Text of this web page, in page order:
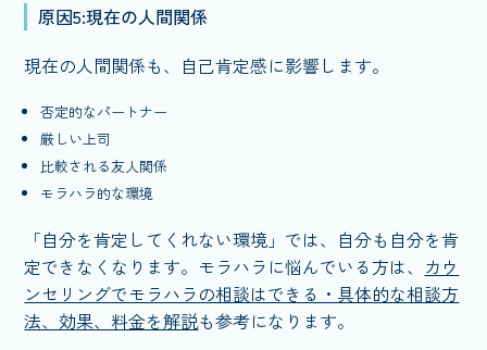
原因5:現在の人間関係
現在の人間関係も、自己肯定感に影響します。
否定的なパートナー
厳しい上司
比較される友人関係
モラハラ的な環境
「自分を肯定してくれない環境」では、自分も自分を肯
定できなくなります。モラハラに悩んでいる方は、 カウ
ンセリングでモラハラの相談はできる・具体的な相談方
法、効果、料金を解説も参考になります。